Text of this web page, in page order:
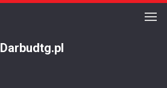
Darbudtg.pl